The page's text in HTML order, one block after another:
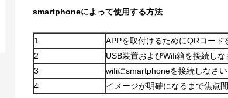
smartphoneによって使用する方法
1
APPを取付けるためにQRコード
2
USB装置およびWifi箱を接続しな
3
wifiにsmartphoneを接続しなさい
4
イメージが明確になるまで焦点